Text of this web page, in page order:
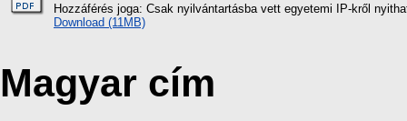
Hozzáférés joga: Csak nyilvántartásba vett egyetemi IP-kről
Download (11MB)
Magyar cím